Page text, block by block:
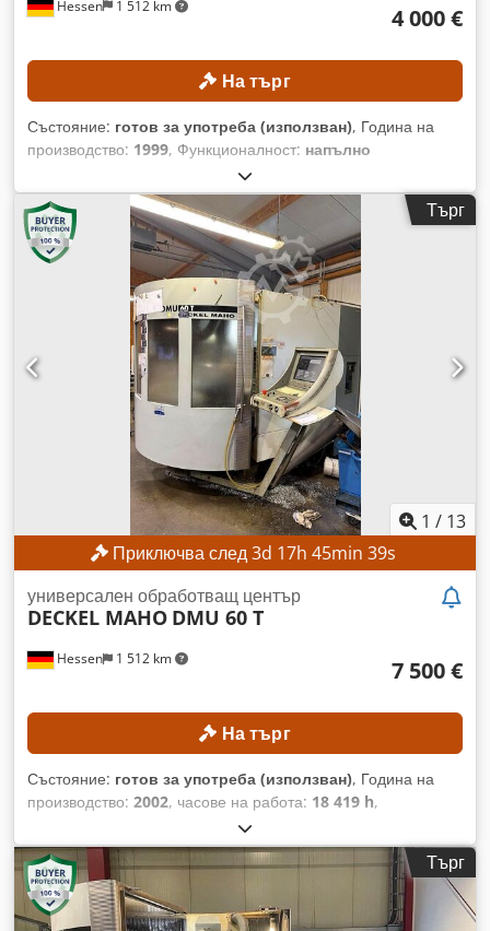
Hessen 1 512 km 4 000 €
На търг
Състояние: готов за употреба (използван), Година на
производство: 1999, Функционалност: напълно
, разстояние на движение по ост X:
ход по оста Y:560 мм, ход по оста Z:560 мм, максимално
тегло на обработвания детайл:600 кг
, брой гнезда в
магазинa за инструменти:60, максимален ъгъл на
завъртане на ос C:360 °, Без минимална цена –
гарантирана продажба на най-високата предложена цена!
ТЕХНИЧЕСКИ ДАННИ Приемник на шпиндела: SK40 Ход на
оста X: 600 мм Ход на оста Y: 560 мм Ход на оста Z: 560 мм
Обхват на въртене на оста B: 360° Dedpfxszpxd Ro Alxjck
Брой позиции за инструменти в магазина: 60 ДЕТАЙЛИ ЗА
МАШИНАТА Управление: Siemens Брой палети: 2 Размер
на палетата: 400 × 500 мм Максимално допустимо
натоварване на палета: 600 кг Тегло на машината: 10 500
Търг
1 / 13
Приключва след3d 17h 45min 37s
Hessen 1 512 km
универсален обработващ център
DECKEL MAHO DMU 60 T
7 500 €
На търг
Състояние: готов за употреба (използван), Година на
производство: 2002, часове на работа: 18 419 h,
напълно функциониращ
движение по ост X:630 мм, ход по оста Y:560 мм, ход по
оста Z:560 мм, максимално тегло на обработвания детайл:
350 кг, брой гнезда в магазинa за инструменти: 24, Без
минимална цена – гарантирана продажба на най-високата
Търг